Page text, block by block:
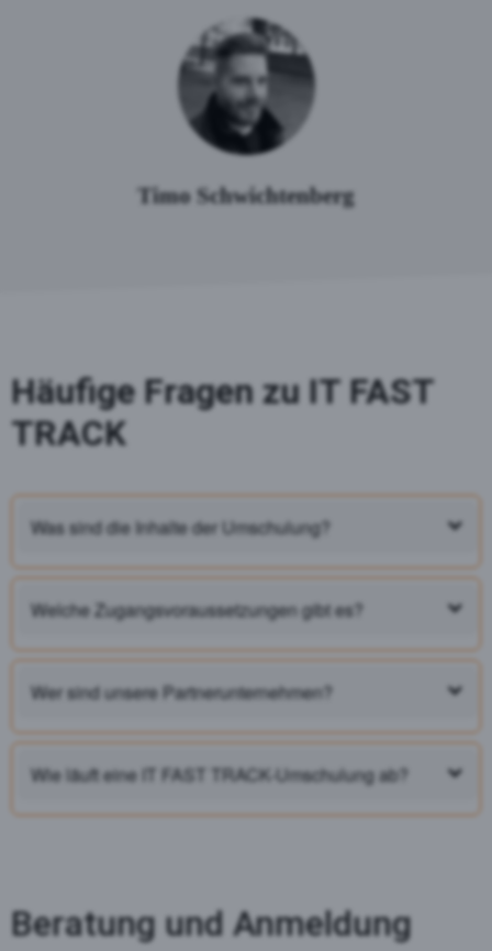
Timo Schwichtenberg
Häufige Fragen zu IT FAST
TRACK
Was sind die Inhalte der Umschulung?
Welche Zugangsvoraussetzungen gibt es?
Wer sind unsere Partnerunternehmen?
Wie läuft eine IT FAST TRACK-Umschulung ab?
Beratung und Anmeldung